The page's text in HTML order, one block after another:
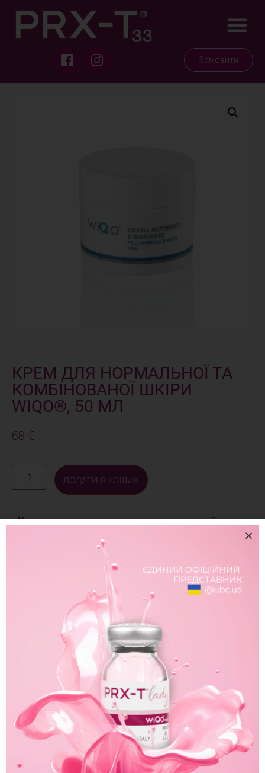
Замовити
КРЕМ ДЛЯ НОРМАЛЬНОЇ ТА
КОМБІНОВАНОЇ ШКІРИ
WIQO®, 50 МЛ
68 €
ДОДАТИ В КОШИК
Крем з легкою текстурою, призначений для
нормальної та комбінованої шкіри, а також як
відновлююча терапія після хімічних пілінгів
чи інших інтенсивних косметологічних
процедур. Цей відновлюючий крем
інтенсивно зволожує та живить шкіру,
відновлює гідроліпідну мантію. Він активно
впливає на місцевий імунітет, підвищує
захисні функції шкіри, та має антиоксидантні
властивості. Крем також сприяє зміцненню
судинної стінки та зниженню її проникності,
насичуючи шкіру активними компонентами.
Властивості:
Інтенсивно зволожує та живить шкіру
Відновлює бар’єрні функції